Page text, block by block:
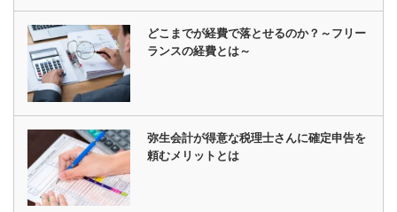
どこまでが経費で落とせるのか？～フリー
ランスの経費とは～
弥生会計が得意な税理士さんに確定申告を
頼むメリットとは